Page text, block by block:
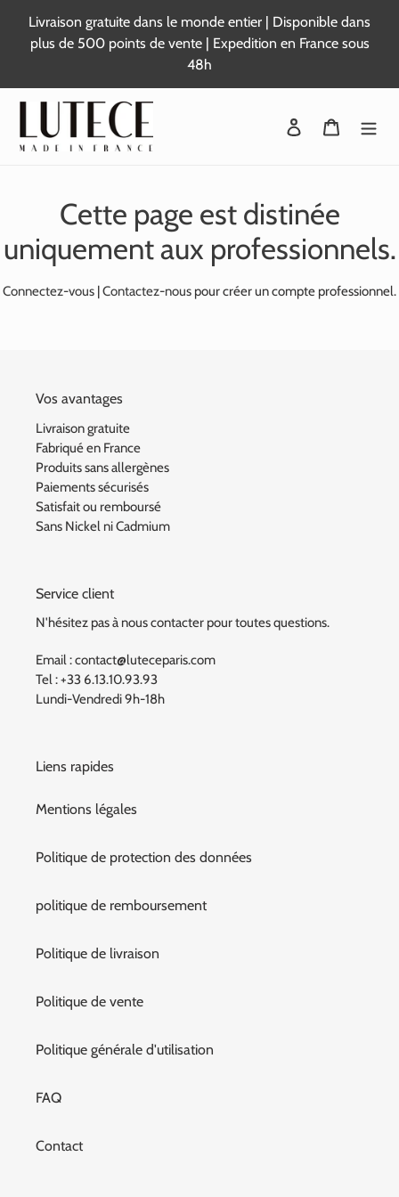
contenu
Livraison gratuite dans le monde entier | Disponible dans
plus de 500 points de vente | Expedition en France sous
48h
Se connecter
Panier
Cette page est distinée
uniquement aux professionnels.
Connectez-vous Contactez-nous pour créer un compte professionnel.
Vos avantages
Livraison gratuite
Fabriqué en France
Produits sans allergènes
Paiements sécurisés
Satisfait ou remboursé
Sans Nickel ni Cadmium
Service client
N'hésitez pas à nous contacter pour toutes questions.
Email : contact@luteceparis.com
Tel : +33 6.13.10.93.93
Lundi-Vendredi 9h-18h
Liens rapides
Mentions légales
Politique de protection des données
politique de remboursement
Politique de livraison
Politique de vente
Politique générale d'utilisation
FAQ
Contact